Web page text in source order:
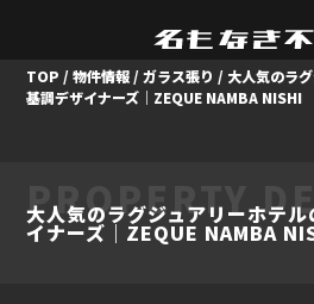
TOP /物件情報 /ガラス張り / 大人気のラ
基調デザイナーズ｜ZEQUE NAMBA NISHI
PROPERTY
大人気のラグジュアリーホテ
イナーズ｜ZEQUE NAMBA